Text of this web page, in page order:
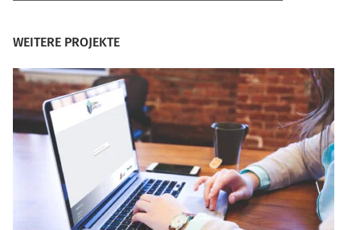
WEITERE PROJEKTE